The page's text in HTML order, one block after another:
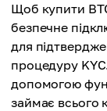
Щоб купити
безпечне
для
процедуру
допомогою
займає всього